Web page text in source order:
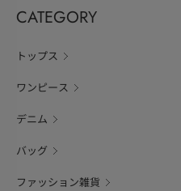
CATEGORY
トップス
ワンピース
デニム
バッグ
ファッション雑貨